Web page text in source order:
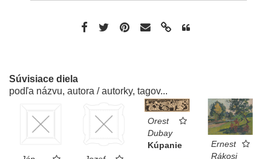
Súvisiace diela
podľa názvu, autora / autorky, tagov...
Orest
Dubay
Kúpanie
Ernest
Rákosi